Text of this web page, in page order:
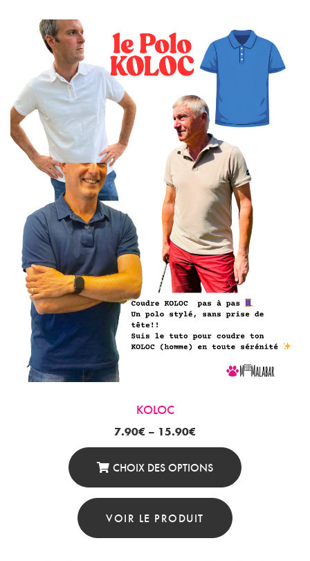
Variations.
Les
Peuvent
Être
Choisies
Sur
La
Page
Du
Produit
KOLOC
7.90€ – 15.90€
CHOIX DES OPTIONS
Ce
VOIR LE PRODUIT